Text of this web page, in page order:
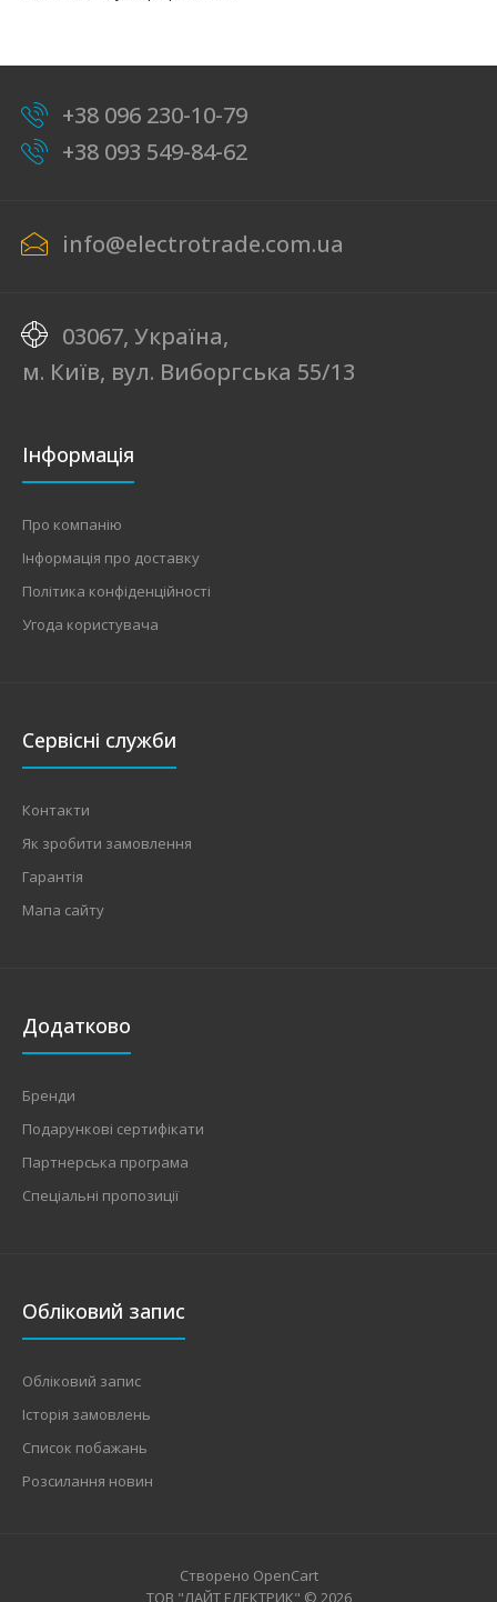
+38 096 230-10-79
+38 093 549-84-62
info@electrotrade.com.ua
03067, Україна,
м. Київ, вул. Виборгська 55/13
Інформація
Про компанію
Інформація про доставку
Політика конфіденційності
Угода користувача
Сервісні служби
Контакти
Як зробити замовлення
Гарантія
Мапа сайту
Додатково
Бренди
Подарункові сертифікати
Партнерська програма
Спеціальні пропозиції
Обліковий запис
Обліковий запис
Історія замовлень
Список побажань
Розсилання новин
Створено OpenCart
ТОВ "ЛАЙТ ЕЛЕКТРИК" © 2026